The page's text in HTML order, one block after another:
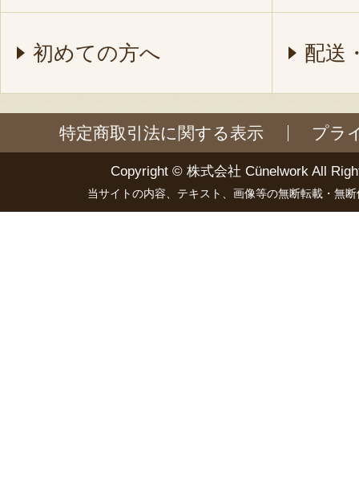
初めての方へ 配送
特定商取引法に関する表示 プラ
Copyright © 株式会社 Cünelwork All
当サイトの内容、テキスト、画像等の無断転載・無